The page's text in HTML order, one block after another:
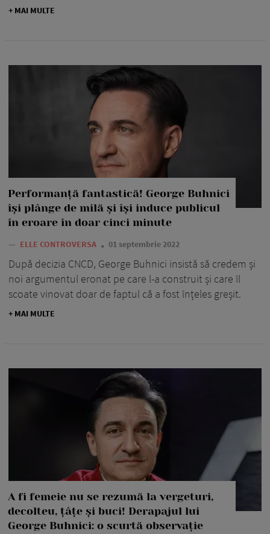
+ MAI MULTE
Performanță fantastică! George Buhnici
își plânge de milă și își induce publicul
în eroare în doar cinci minute
— ELLE CONTROVERSA 01 septembrie 2022
După decizia CNCD, George Buhnici insistă să credem și
noi argumentul eronat pe care l-a construit și care îl
scoate vinovat doar de faptul că a fost înțeles greșit.
+ MAI MULTE
A fi femeie nu se rezumă la vergeturi,
decolteu, țâțe și buci! Derapajul lui
George Buhnici: o scurtă observație